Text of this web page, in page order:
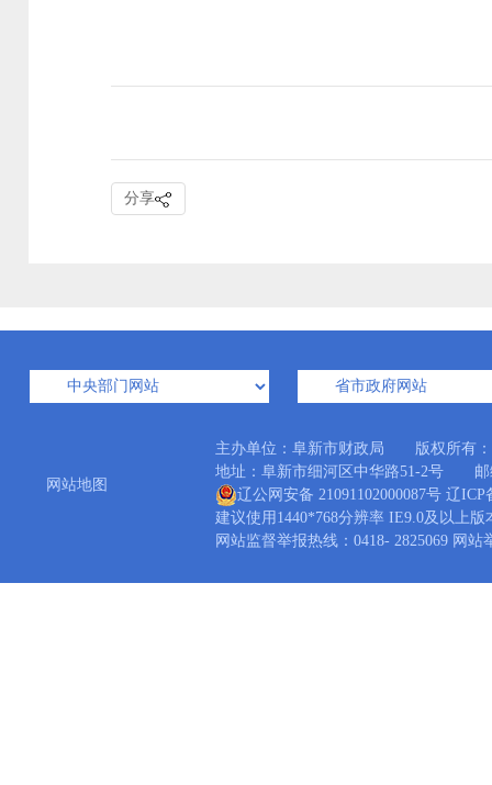
分享
网站地图
主办单位：阜新市财政局 版权所有：
地址：阜新市细河区中华路51-2号 邮
辽公网安备 21091102000087号 辽ICP
建议使用1440*768分辨率 IE9.0及以上版
网站监督举报热线：0418- 2825069 网站